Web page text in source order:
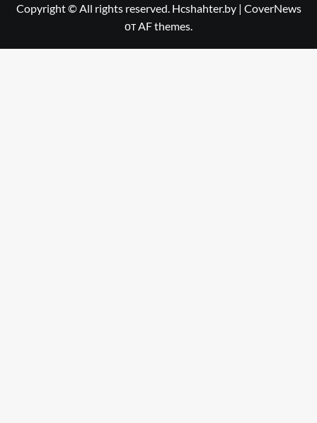
Copyright © All rights reserved. Hcshahter.by | CoverNews
от AF themes.